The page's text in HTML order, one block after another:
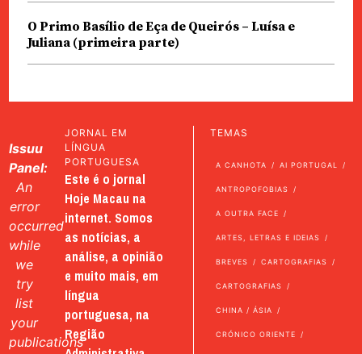
O Primo Basílio de Eça de Queirós – Luísa e
Juliana (primeira parte)
Issuu
Panel:
An
error
occurred
while
we
try
list
your
publications
JORNAL EM
LÍNGUA
PORTUGUESA
Este é o jornal
Hoje Macau na
internet. Somos
as notícias, a
análise, a opinião
e muito mais, em
língua
portuguesa, na
Região
TEMAS
A CANHOTA AI PORTUGAL
ANTROPOFOBIAS
A OUTRA FACE
ARTES, LETRAS E IDEIAS
BREVES CARTOGRAFIAS
CARTOGRAFIAS
CHINA / ÁSIA
CRÓNICO ORIENTE